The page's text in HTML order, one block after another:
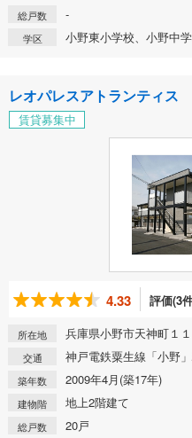
総戸数 -
学区 小野東小学校、小野中
レオパレスアトランティス
賃貸募集中
4.33 評価(3
所在地 兵庫県小野市天神町１
交通 神戸電鉄粟生線「小
築年数 2009年4月(築17年)
建物階 地上2階建て
総戸数 20戸